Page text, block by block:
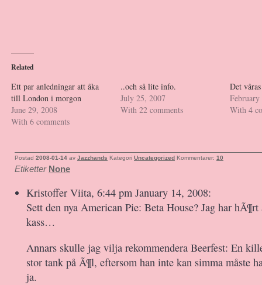
Related
Ett par anledningar att åka
till London i morgon
June 29, 2008
With 6 comments
..och så lite info.
July 25, 2007
With 22 comments
Det
With 4
Postad 2008-01-14 av Jazzhands Kategori Uncategorized Kommentarer: 10
Etiketter None
Kristoffer Viita, 6:44 pm January 14, 2008:
Sett den nya American Pie: Beta House? Jag har
kass…
Annars skulle jag vilja rekommendera Beerfest: En
stor tank på Ã¶l, eftersom han inte kan simma måste
ja.